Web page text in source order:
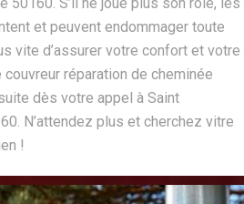
et peuvent endommager toute
vite d’assurer votre confort et votre
réparation de cheminée
dès votre appel à Saint
N’attendez plus et cherchez vitre
!